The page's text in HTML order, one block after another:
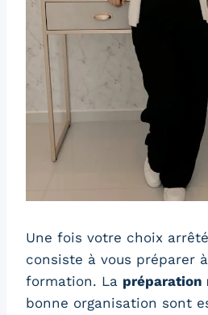
Une fois votre choix
consiste à vous préparer
formation. La préparation
bonne organisation sont